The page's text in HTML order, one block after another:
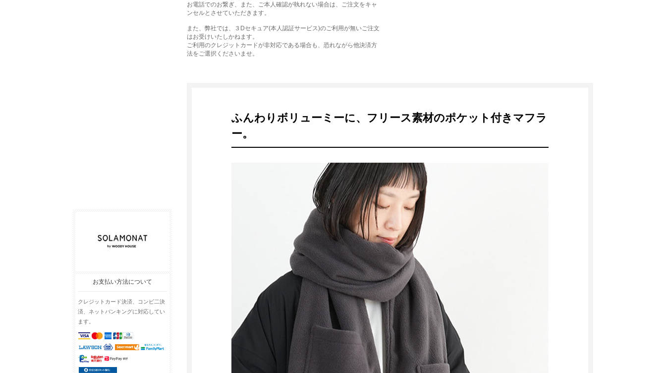
お支払い方法について
クレジットカード決済、コンビ二決
済、ネットバンキングに対応してい
ます。
お電話でのお繋ぎ、また、ご本人確認が執れない場合は、ご注文をキャ
ンセルとさせていただきます。
また、弊社では、３Dセキュア(本人認証サービス)のご利用が無いご注文
はお受けいたしかねます。
ご利用のクレジットカードが非対応である場合も、恐れながら他決済方
法をご選択くださいませ。
ふんわりボリューミーに、フリース素材のポケット付きマフラ
ー。